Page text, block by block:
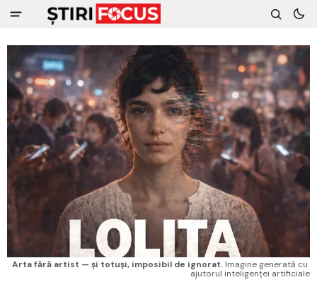
Arta fără artist — și totuși, imposibil de ignorat. Imagine generată cu
ajutorul inteligenței artificiale